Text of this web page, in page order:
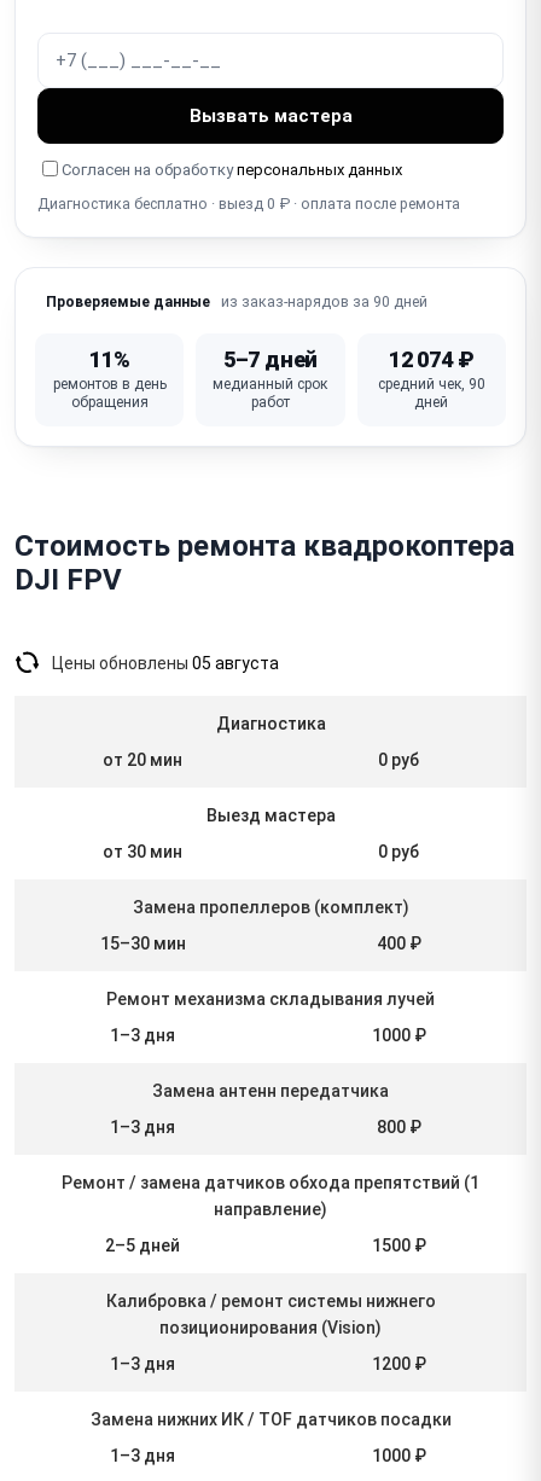
Дрейф / нестабильное висение (IMU, компас,
калибровка)
Ошибки / коды ошибок / мигание индикаторов
Не работает видеопередача (FPV / app link — потеря
Неисправен полётный контроллер / основная плата
Вызвать мастера
Согласен на обработкуперсональных данных
Диагностика бесплатно · выезд 0 ₽ · оплата после ремонта
Проверяемые данные из заказ-нарядов за 90 дней
11%
ремонтов в день
обращения
5–7 дней
медианный срок
работ
12 074 ₽
средний чек, 90
дней
Стоимость ремонта квадрокоптера
DJI FPV
Цены обновлены 05 августа
Диагностика
от 20 мин
0 руб
Выезд мастера
от 30 мин
0 руб
Замена пропеллеров (комплект)
15–30 мин
400 ₽
Ремонт механизма складывания лучей
1–3 дня
1000 ₽
Замена антенн передатчика
1–3 дня
800 ₽
Ремонт / замена датчиков обхода препятствий (1
направление)
2–5 дней
1500 ₽
Калибровка / ремонт системы нижнего
позиционирования (Vision)
1–3 дня
1200 ₽
Замена нижних ИК / TOF датчиков посадки
1–3 дня
1000 ₽